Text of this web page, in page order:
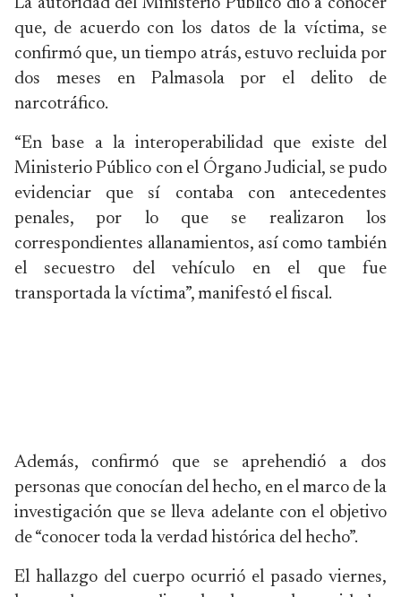
La autoridad del Ministerio Público dio a conocer
que, de acuerdo con los datos de la víctima, se
confirmó que, un tiempo atrás, estuvo recluida por
dos meses en Palmasola por el delito de
narcotráfico.
“En base a la interoperabilidad que existe del
Ministerio Público con el Órgano Judicial, se pudo
evidenciar que sí contaba con antecedentes
penales, por lo que se realizaron los
correspondientes allanamientos, así como también
el secuestro del vehículo en el que fue
transportada la víctima”, manifestó el fiscal.
Además, confirmó que se aprehendió a dos
personas que conocían del hecho, en el marco de la
investigación que se lleva adelante con el objetivo
de “conocer toda la verdad histórica del hecho”.
El hallazgo del cuerpo ocurrió el pasado viernes,